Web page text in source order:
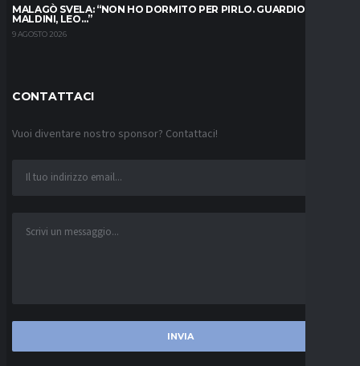
MALAGÒ SVELA: “NON HO DORMITO PER PIRLO. GUARDIOLA,
MALDINI, LEO…”
9 AGOSTO 2026
CONTATTACI
Vuoi diventare nostro sponsor? Contattaci!